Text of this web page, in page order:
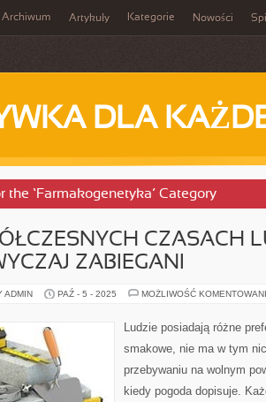
Archiwum Artykuły Kategorie Nowości
DLA
the ‘Farmakogenetyka’ Category
CZASACH
ZABIEGANI
ADMIN PAŹ - 5 - 2025 MOŻLIWOŚĆ
Ludzie posiadają różne
smakowe, nie ma w tym
przebywaniu na wolnym
kiedy pogoda dopisuje.